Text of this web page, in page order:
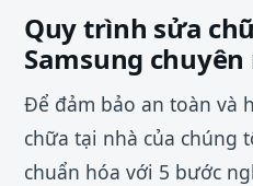
Quy trình sửa
Samsung
Để đảm bảo an toàn và
chữa tại nhà của chúng
chuẩn hóa với 5 bước